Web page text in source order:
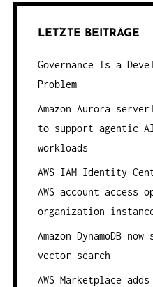
LETZTE BEITRÄGE
Governance Is a
Problem
Amazon Aurora
to support agentic
workloads
AWS IAM Identity
AWS account access
organization
Amazon DynamoDB
vector search
AWS Marketplace